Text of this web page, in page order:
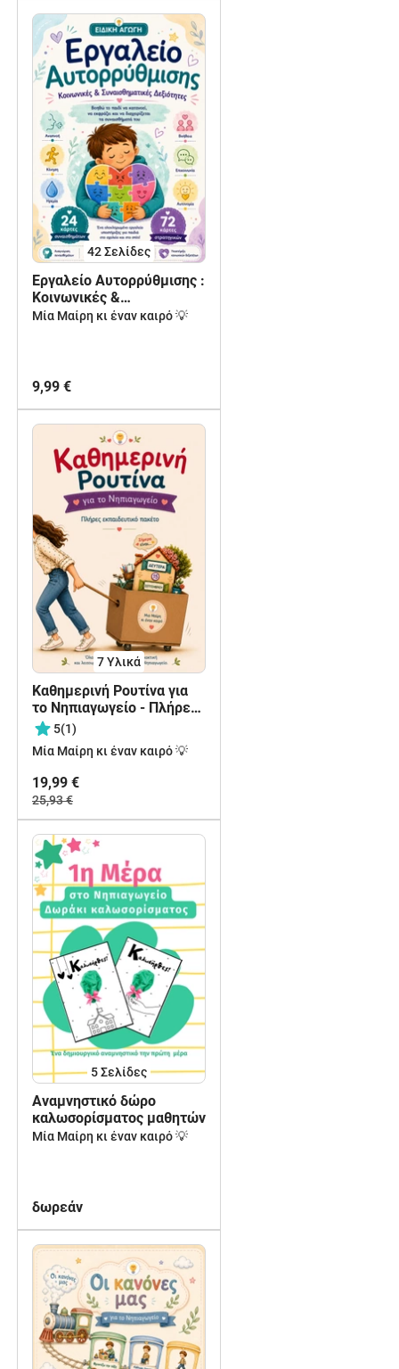
42Σελίδες
Εργαλείο Αυτορρύθμισης :
Κοινωνικές &
Συναισθηματικές
Μία Μαίρη κι έναν καιρό 💡
9,99 €
7 Υλικά
Καθημερινή Ρουτίνα για
το Νηπιαγωγείο - Πλήρες
Εκπαιδευτικό Πακέτο
Οργάνωσης Τάξης
5(1)
Μία Μαίρη κι έναν καιρό 💡
19,99 €
25,93 €
5Σελίδες
Αναμνηστικό δώρο
καλωσορίσματος μαθητών
Μία Μαίρη κι έναν καιρό 💡
δωρεάν